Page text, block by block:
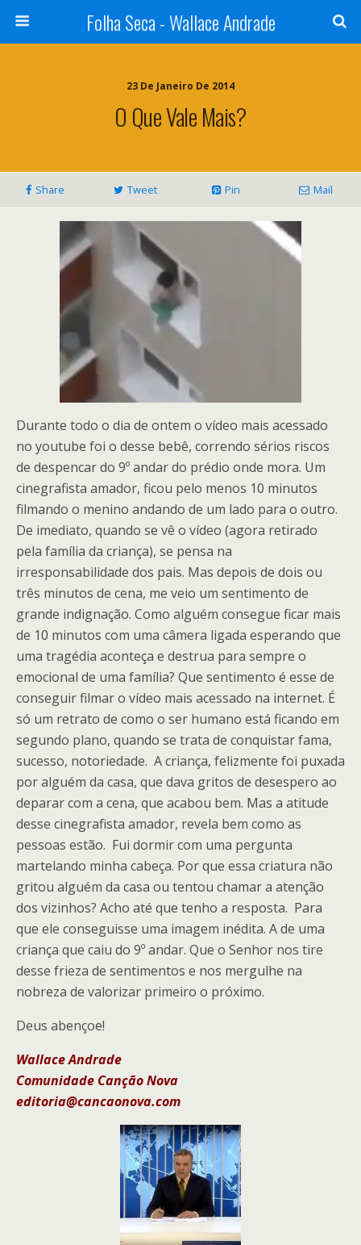
Folha Seca - Wallace Andrade
23 De Janeiro De 2014
O Que Vale Mais?
Share Tweet Pin Mail
Durante todo o dia de ontem o vídeo mais acessado
no youtube foi o desse bebê, correndo sérios riscos
de despencar do 9º andar do prédio onde mora. Um
cinegrafista amador, ficou pelo menos 10 minutos
filmando o menino andando de um lado para o outro.
De imediato, quando se vê o vídeo (agora retirado
pela família da criança), se pensa na
irresponsabilidade dos pais. Mas depois de dois ou
três minutos de cena, me veio um sentimento de
grande indignação. Como alguém consegue ficar mais
de 10 minutos com uma câmera ligada esperando que
uma tragédia aconteça e destrua para sempre o
emocional de uma família? Que sentimento é esse de
conseguir filmar o vídeo mais acessado na internet. É
só um retrato de como o ser humano está ficando em
segundo plano, quando se trata de conquistar fama,
sucesso, notoriedade. A criança, felizmente foi puxada
por alguém da casa, que dava gritos de desespero ao
deparar com a cena, que acabou bem. Mas a atitude
desse cinegrafista amador, revela bem como as
pessoas estão. Fui dormir com uma pergunta
martelando minha cabeça. Por que essa criatura não
gritou alguém da casa ou tentou chamar a atenção
dos vizinhos? Acho até que tenho a resposta. Para
que ele conseguisse uma imagem inédita. A de uma
criança que caiu do 9º andar. Que o Senhor nos tire
desse frieza de sentimentos e nos mergulhe na
nobreza de valorizar primeiro o próximo.
Deus abençoe!
Wallace Andrade
Comunidade Canção Nova
editoria@cancaonova.com